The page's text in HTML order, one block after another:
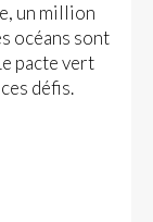
un million
océans sont
pacte vert
défis.